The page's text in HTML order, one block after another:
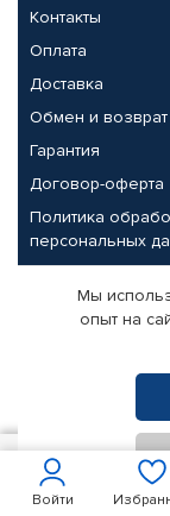
Войти
Контакты
Оплата
Доставка
Обмен и возврат
Гарантия
Договор-оферта
Политика
персональных
Партнерам
Корпоративным
Поставщикам
© КАМАЗ ЦЕНТР
Интернет-магазин
Мы
опыт на
350